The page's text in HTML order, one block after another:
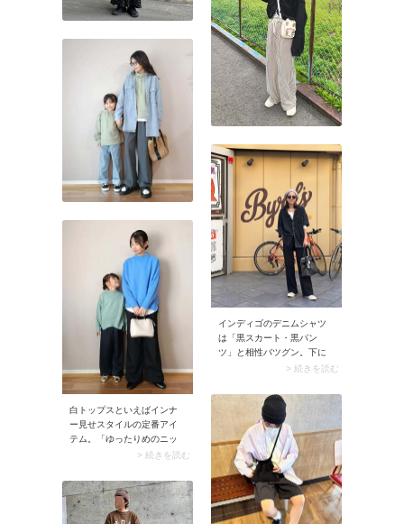
材を選ぶと、より快適度が
高まります。
インディゴのデニムシャツ
は「黒スカート・黒パン
ツ」と相性バツグン。下に
白Tシャツを忍ばせるとネイ
映えて、こなれた着こなし
に決まります。
> 続きを読む
白トップスといえばインナ
ー見せスタイルの定番アイ
テム。「ゆったりめのニッ
ト」の下に着て袖口や裾か
アクセントに。白トップス
から立体感が生まれ、スタ
イリングに抜け感が加わり
> 続きを読む